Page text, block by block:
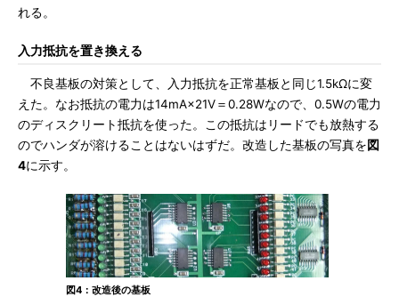
れる。
入力抵抗を置き換える
不良基板の対策として、入力抵抗を正常基板と同じ1.5kΩに変
えた。なお抵抗の電力は14mA×21V＝0.28Wなので、0.5Wの電力
のディスクリート抵抗を使った。この抵抗はリードでも放熱する
のでハンダが溶けることはないはずだ。改造した基板の写真を図
4に示す。
図4：改造後の基板